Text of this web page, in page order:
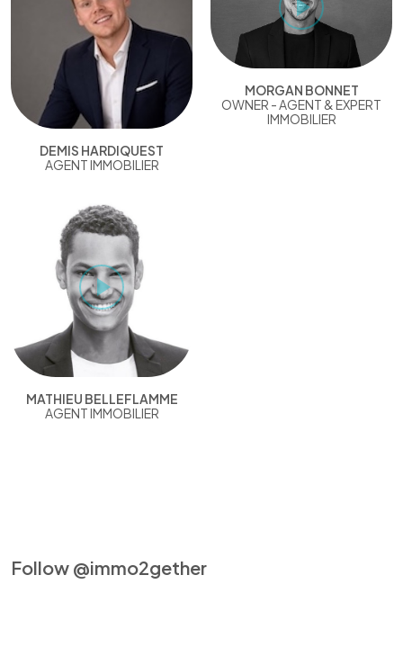
DEMIS HARDIQUEST
AGENT IMMOBILIER
MORGAN BONNET
OWNER - AGENT & EXPERT
IMMOBILIER
MATHIEU BELLEFLAMME
AGENT IMMOBILIER
Follow @immo2gether